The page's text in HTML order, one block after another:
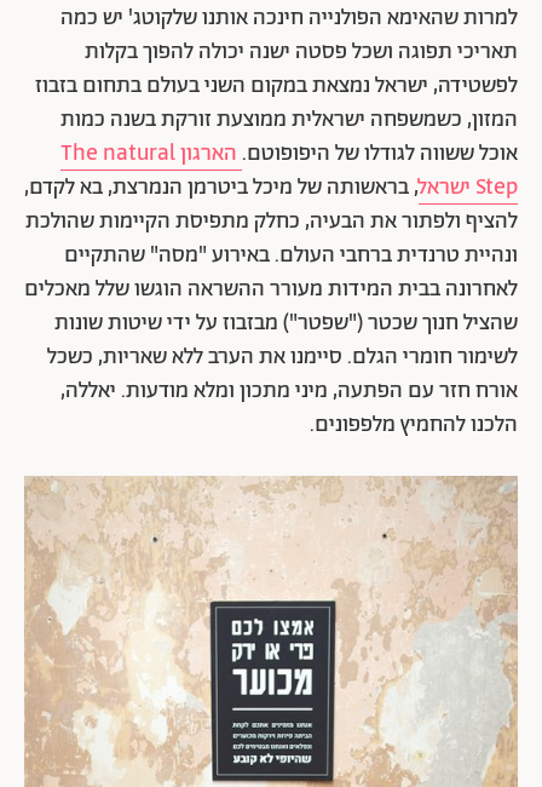
למרות שהאימא הפולנייה חינכה אותנו שלקוטג' יש כמה
תאריכי תפוגה ושכל פסטה ישנה יכולה להפוך בקלות
לפשטידה, ישראל נמצאת במקום השני בעולם בתחום בזבוז
המזון, כשמשפחה ישראלית ממוצעת זורקת בשנה כמות
אוכל ששווה לגודלו של היפופוטם.
הארגון The natural
Step ישראל
, בראשותה של מיכל ביטרמן הנמרצת, בא לקדם,
להציף ולפתור את הבעיה, כחלק מתפיסת הקיימות שהולכת
ונהיית טרנדית ברחבי העולם. באירוע "מסה" שהתקיים
לאחרונה בבית המידות מעורר ההשראה הוגשו שלל מאכלים
שהציל חנוך שכטר ("שפטר") מבזבוז על ידי שיטות שונות
לשימור חומרי הגלם. סיימנו את הערב ללא שאריות, כשכל
אורח חזר עם הפתעה, מיני מתכון ומלא מודעות. יאללה,
הלכנו להחמיץ מלפפונים.